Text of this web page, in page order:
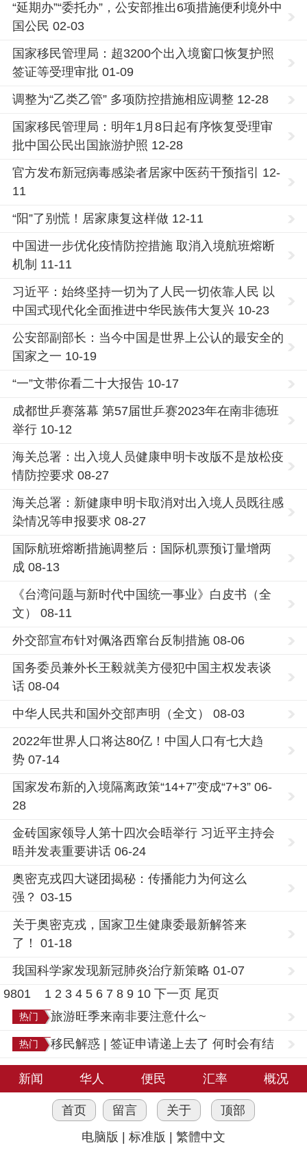
“延期办”“委托办”，公安部推出6项措施便利境外中
国公民 02-03
国家移民管理局：超3200个出入境窗口恢复护照
签证等受理审批 01-09
调整为“乙类乙管” 多项防控措施相应调整 12-28
国家移民管理局：明年1月8日起有序恢复受理审
批中国公民出国旅游护照 12-28
官方发布新冠病毒感染者居家中医药干预指引 12-
11
“阳”了别慌！居家康复这样做 12-11
中国进一步优化疫情防控措施 取消入境航班熔断
机制 11-11
习近平：始终坚持一切为了人民一切依靠人民 以
中国式现代化全面推进中华民族伟大复兴 10-23
公安部副部长：当今中国是世界上公认的最安全的
国家之一 10-19
“一”文带你看二十大报告 10-17
成都世乒赛落幕 第57届世乒赛2023年在南非德班
举行 10-12
海关总署：出入境人员健康申明卡改版不是放松疫
情防控要求 08-27
海关总署：新健康申明卡取消对出入境人员既往感
染情况等申报要求 08-27
国际航班熔断措施调整后：国际机票预订量增两
成 08-13
《台湾问题与新时代中国统一事业》白皮书（全
文） 08-11
外交部宣布针对佩洛西窜台反制措施 08-06
国务委员兼外长王毅就美方侵犯中国主权发表谈
话 08-04
中华人民共和国外交部声明（全文） 08-03
2022年世界人口将达80亿！中国人口有七大趋
势 07-14
国家发布新的入境隔离政策“14+7”变成“7+3” 06-
28
金砖国家领导人第十四次会晤举行 习近平主持会
晤并发表重要讲话 06-24
奥密克戎四大谜团揭秘：传播能力为何这么
强？ 03-15
关于奥密克戎，国家卫生健康委最新解答来
了！ 01-18
我国科学家发现新冠肺炎治疗新策略 01-07
9801
1 2 3 4 5 6 7 8 9 10 下一页 尾页
热门 旅游旺季来南非要注意什么~
热门
移民解惑 | 签证申请递上去了 何时会有结
果？
新闻
华人 便民 汇率 概况
首页 留言 关于
顶部
电脑版
标准版 繁體中文